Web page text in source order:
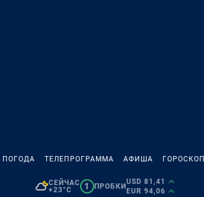
ПОГОДА ТЕЛЕПРОГРАММА АФИША ГОРОСКОП
СЕЙЧАС
+23°C
1 ПРОБКИ
USD 81,41
EUR 94,06